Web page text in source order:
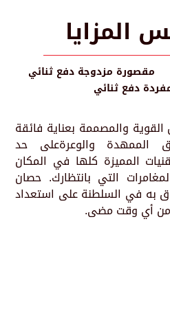
المزايا
مقصورة مزدوجة دفع ثنائي
دفع ثنائي
والمصممة بعناية فائقة
الممهدة والوعرةعلى حد
المميزة كلها في المكان
التي بانتظارك. حصان
به في السلطنة على استعداد
من أي وقت مضى.